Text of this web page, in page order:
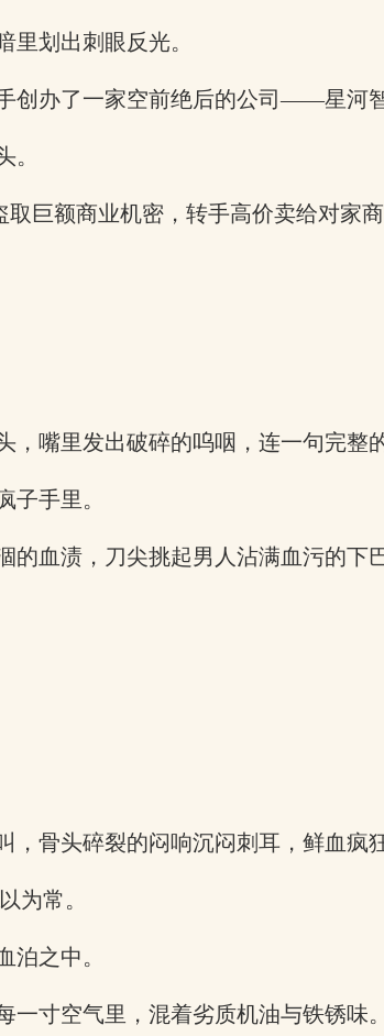
划出刺眼反光。
创办了一家空前绝后的公司——星河智
。
巨额商业机密，转手高价卖给对家商
嘴里发出破碎的呜咽，连一句完整
子手里。
血渍，刀尖挑起男人沾满血污的下巴
骨头碎裂的闷响沉闷刺耳，鲜血疯
为常。
泊之中。
寸空气里，混着劣质机油与铁锈味。